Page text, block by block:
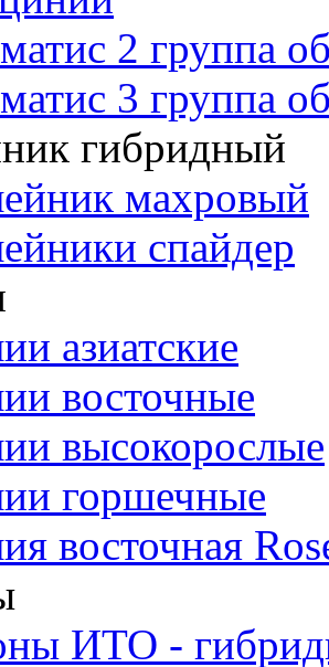
2 группа
3 группа
гибридный
махровый
спайдер
азиатские
восточные
высокорослые
горшечные
восточная
ИТО -